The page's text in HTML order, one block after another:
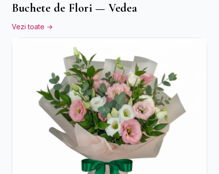
Buchete de Flori — Vedea
Vezi toate →